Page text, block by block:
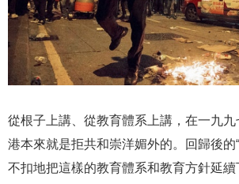
從根子上講、從教育體系上講，在一九
港本來就是拒共和崇洋媚外的。回歸後的
不扣地把這樣的教育體系和教育方針延續